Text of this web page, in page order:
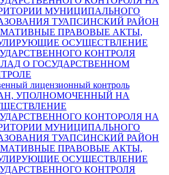
МУНИЦИПАЛЬНОГО
ТУАПСИНСКИЙ РАЙОН
ПРАВОВЫЕ АКТЫ,
ОСУЩЕСТВЛЕНИЕ
КОНТРОЛЯ
О ГОСУДАРСТВЕННОМ
лицензионный контроль
УПОЛНОМОЧЕННЫЙ НА
КОНТОРОЛЯ НА
МУНИЦИПАЛЬНОГО
ТУАПСИНСКИЙ РАЙОН
ПРАВОВЫЕ АКТЫ,
ОСУЩЕСТВЛЕНИЕ
КОНТРОЛЯ